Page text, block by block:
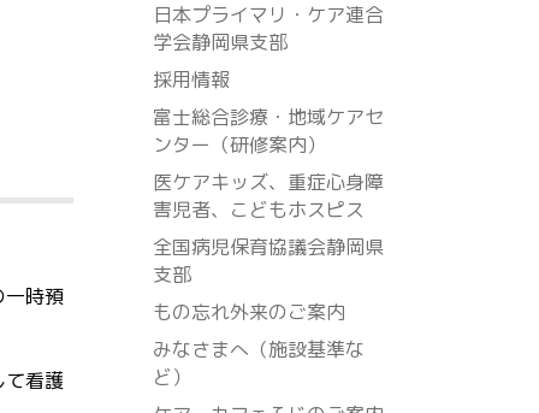
時預
看護
日本プライマリ・ケア連合
学会静岡県支部
採用情報
富士総合診療・地域ケアセ
ンター（研修案内）
医ケアキッズ、重症心身障
害児者、こどもホスピス
全国病児保育協議会静岡県
支部
もの忘れ外来のご案内
みなさまへ（施設基準な
ど）